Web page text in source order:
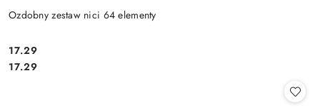
Ozdobny zestaw nici 64 elementy
Cena:
17.29
Cena:
17.29